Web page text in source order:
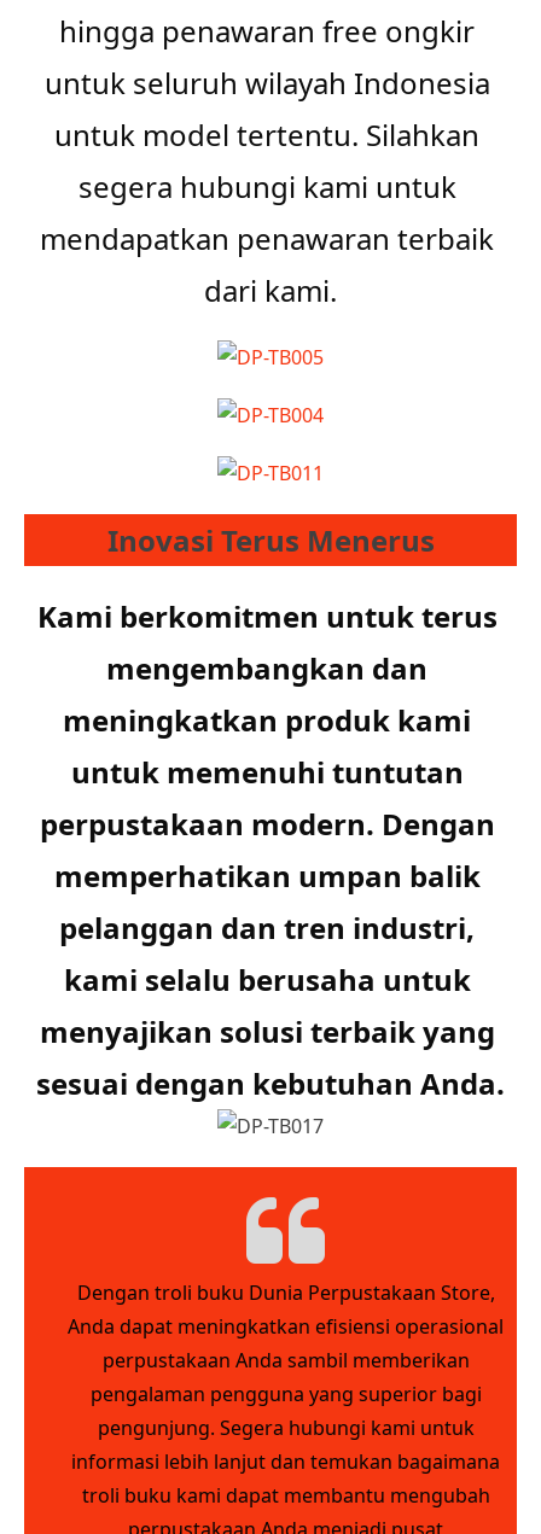
hingga penawaran free ongkir
untuk seluruh wilayah Indonesia
untuk model tertentu. Silahkan
segera hubungi kami untuk
mendapatkan penawaran terbaik
dari kami.
Inovasi Terus Menerus
Kami berkomitmen untuk terus
mengembangkan dan
meningkatkan produk kami
untuk memenuhi tuntutan
perpustakaan modern. Dengan
memperhatikan umpan balik
pelanggan dan tren industri,
kami selalu berusaha untuk
menyajikan solusi terbaik yang
sesuai dengan kebutuhan Anda.
Dengan troli buku Dunia Perpustakaan Store,
Anda dapat meningkatkan efisiensi operasional
perpustakaan Anda sambil memberikan
pengalaman pengguna yang superior bagi
pengunjung. Segera hubungi kami untuk
informasi lebih lanjut dan temukan bagaimana
troli buku kami dapat membantu mengubah